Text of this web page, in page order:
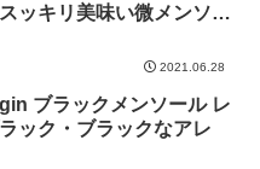
ッキリ美味い微メンソー
2021.06.28
ブラックメンソール レ
ック・ブラックなアレ